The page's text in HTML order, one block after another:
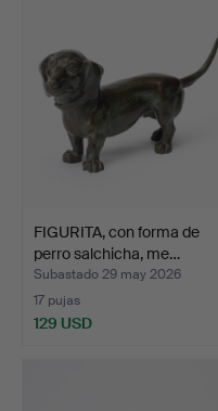
FIGURITA, con forma de
perro salchicha, me…
Subastado 29 may 2026
17 pujas
129 USD